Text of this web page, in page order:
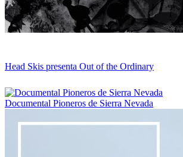
Head Skis presenta Out of the Ordinary
Documental Pioneros de Sierra Nevada